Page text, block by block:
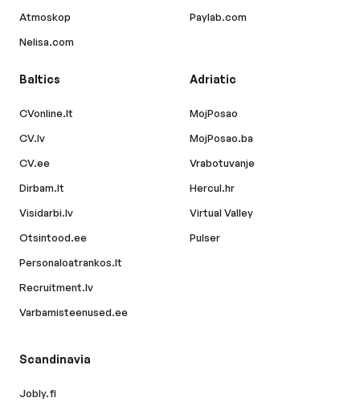
Atmoskop
Nelisa.com
Paylab.com
Baltics
CVonline.lt
CV.lv
CV.ee
Dirbam.lt
Visidarbi.lv
Otsintood.ee
Personaloatrankos.lt
Recruitment.lv
Varbamisteenused.ee
Adriatic
MojPosao
MojPosao.ba
Vrabotuvanje
Hercul.hr
Virtual Valley
Pulser
Scandinavia
Jobly.fi